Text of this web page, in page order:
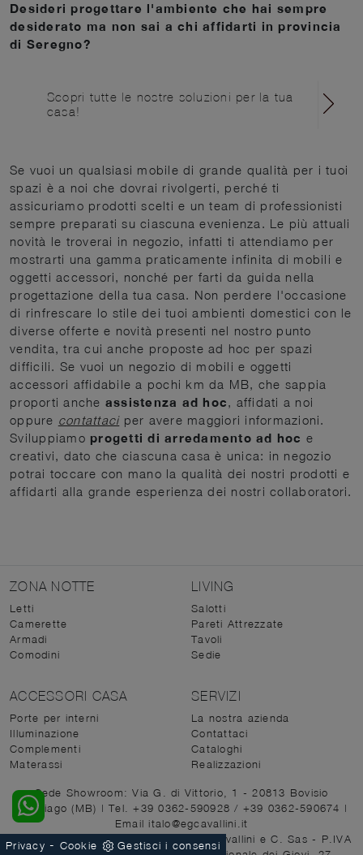
Desideri progettare l'ambiente che hai sempre
desiderato ma non sai a chi affidarti in provincia
di Seregno?
Scopri tutte le nostre soluzioni per la tua
casa!
Se vuoi un qualsiasi mobile di grande qualità per i tuoi
spazi è a noi che dovrai rivolgerti, perché ti
assicuriamo prodotti scelti e un team di professionisti
sempre preparati su ciascuna evenienza. Le più attuali
novità le troverai in negozio, infatti ti attendiamo per
mostrarti una gamma praticamente infinita di mobili e
oggetti accessori, nonché per farti da guida nella
progettazione della tua casa. Non perdere l'occasione
di rinfrescare lo stile dei tuoi ambienti domestici con le
diverse offerte e novità presenti nel nostro punto
vendita, tra cui anche proposte ad hoc per spazi
difficili. Se vuoi un negozio di mobili e oggetti
accessori affidabile a pochi km da MB, che sappia
proporti anche assistenza ad hoc, affidati a noi
oppure contattaciper avere maggiori informazioni.
Sviluppiamo progetti di arredamento ad hoc e
creativi, dato che ciascuna casa è unica: in negozio
potrai toccare con mano la qualità dei nostri prodotti e
affidarti alla grande esperienza dei nostri collaboratori.
ZONA NOTTE
Letti
Camerette
Armadi
Comodini
LIVING
Salotti
Pareti Attrezzate
Tavoli
Sedie
ACCESSORI CASA
Porte per interni
Illuminazione
Complementi
Materassi
SERVIZI
La nostra azienda
Contattaci
Cataloghi
Realizzazioni
Sede Showroom: Via G. di Vittorio, 1 - 20813 Bovisio
Masciago (MB) | Tel. +39 0362-590928/ +39 0362-590674 |
Email italo@egcavallini.it
© 2026 - E.G.Cavallini di M. Grazia Cavallini e C. Sas - P.IVA
Privacy - Cookie Gestisci i consensi